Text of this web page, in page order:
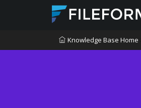
Knowledge Base Home